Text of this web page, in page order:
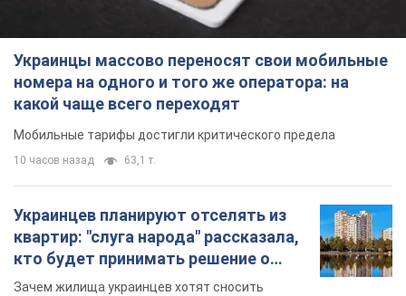
Украинцы массово переносят свои мобильные
номера на одного и того же оператора: на
какой чаще всего переходят
Мобильные тарифы достигли критического предела
10 часов назад 63,1 т.
Украинцев планируют отселять из
квартир: "слуга народа" рассказала,
кто будет принимать решение о
сносе домов
Зачем жилища украинцев хотят сносить